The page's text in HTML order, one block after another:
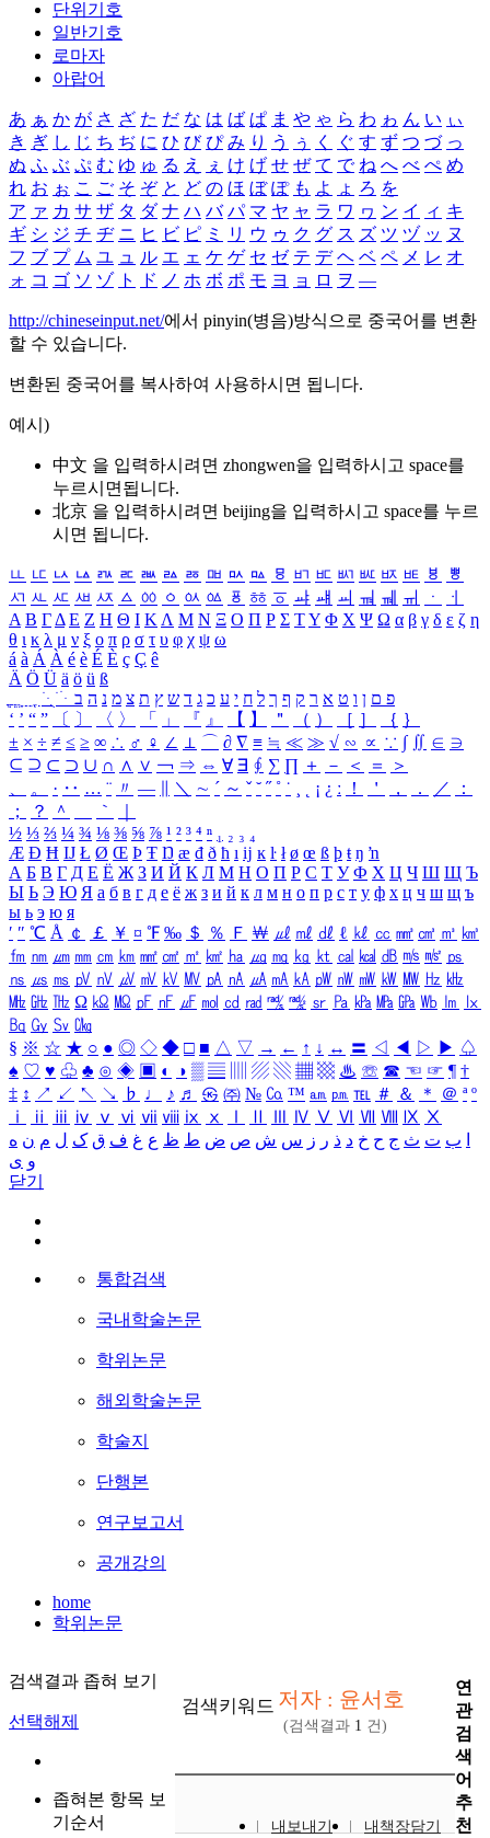
단위기호
일반기호
로마자
아랍어
あ ぁ か が さ ざ た だ な は ば ぱ ま や ゃ ら わ ゎ ん い ぃ
き ぎ し じ ち ぢ に ひ び ぴ み り う ぅ く ぐ す ず つ づ っ
ぬ ふ ぶ ぷ む ゆ ゅ る え ぇ け げ せ ぜ て で ね へ べ ぺ め
れ お ぉ こ ご そ ぞ と ど の ほ ぼ ぽ も よ ょ ろ を
ア ァ カ サ ザ タ ダ ナ ハ バ パ マ ヤ ャ ラ ワ ヮ ン イ ィ キ
ギ シ ジ チ ヂ ニ ヒ ビ ピ ミ リ ウ ゥ ク グ ス ズ ツ ヅ ッ ヌ
フ ブ プ ム ユ ュ ル エ ェ ケ ゲ セ ゼ テ デ ヘ ベ ペ メ レ オ
ォ コ ゴ ソ ゾ ト ド ノ ホ ボ ポ モ ヨ ョ ロ ヲ ―
http://chineseinput.net/에서 pinyin(병음)방식으로 중국어를 변환
할 수 있습니다.
변환된 중국어를 복사하여 사용하시면 됩니다.
예시)
中文 을 입력하시려면 zhongwen을 입력하시고 space를
누르시면됩니다.
北京 을 입력하시려면 beijing을 입력하시고 space를 누르
시면 됩니다.
ㅥ ㅦ ㅧ ㅨ ㅩ ㅪ ㅫ ㅬ ㅭ ㅮ ㅯ ㅰ ㅱ ㅲ ㅳ ㅴ ㅵ ㅶ ㅷ ㅸ
ㅹ
ㅺ ㅻ ㅼ ㅽ ㅾ ㅿ ㆀ ㆁ ㆂ ㆃ ㆄ ㆅ ㆆ ㆇ ㆈ ㆉ ㆊ ㆋ ㆌ ㆍ
ㆎ
Α Β ΓΔ Ε Ζ Η Θ Ι ΚΛ Μ Ν Ξ Ο Π Ρ Σ ΤΥ Φ Χ Ψ Ω α β γ δ ε ζ η
θ ι κ λ μ ν ξ ο π ρ σ τ υ φ χ ψ ω
á à Á À é è É È ç Ç ê
Ä Ö Ü ä ö ü ß
ִֶֹ ֻּ ׁׂ פ ם ן ו ט א ר ק ף ך ל ח י ע כ ג ד ש ץ ת צ מ נ ה ב
‘ ’ “ ” 〔 〕 〈 〉 「 」 『 』 【 】 ＂ （ ） ［ ］ ｛ ｝
± × ÷ ≠ ≤ ≥ ∞ ∴ ♂ ♀ ∠ ⊥ ⌒ ∂ ∇ ≡ ≒ ≪ ≫ √ ∽ ∝ ∵ ∫ ∬ ∈ ∋
⊆ ⊇ ⊂ ⊃ ∪ ∩ ∧ ∨ ￢ ⇒ ⇔ ∀ ∃ ∮ ∑ ∏ ＋ － ＜ ＝
＞
、
。 · ‥ … ¨ 〃 ― ＼ ∼ ´ ～ ˇ ˘ ˝ ˚ ˙ ¸ ¡ ¿ ː ！ ＇ ， ． ／
：
；
？ ＾ ｀
½ ⅓ ⅔ ¼ ¾ ⅛ ⅜ ⅝ ⅞ ¹ ² ³ ⁴ ⁿ ₁ ₂ ₃ ₄
Æ Ð Ħ Ĳ Ł Ø Œ Þ Ŧ Ŋ æ đ ð ħ ı ĳ ĸ ŀ ł ø œ ß þ ŧ ŋ ŉ
А Б В Г Д Е Ё Ж З И Й К Л М Н О П Р С Т У Ф Х Ц Ч Ш Щ Ъ
Ы Ь Э Ю Я а б в г д е ё ж з и й к л м н о п р с т у ф х ц ч ш щ ъ
ы ь э ю я
′ ″ ℃ Å ￠ ￡ ￥ ¤ ℉ ‰ ＄ ％ Ｆ ￦ ㎕ ㎖ ㎗ ℓ ㎘ ㏄ ㎣ ㎤ ㎥ ㎦
㎙ ㎚ ㎛ ㎜ ㎝ ㎞ ㎟ ㎠ ㎡ ㎢ ㏊ ㎍ ㎎ ㎏ ㏏ ㎈ ㎉ ㏈ ㎧ ㎨ ㎰
㎱ ㎲ ㎳ ㎴ ㎵ ㎶ ㎷ ㎸ ㎹ ㎀ ㎁ ㎂ ㎃ ㎄ ㎺ ㎻ ㎽ ㎾ ㎿ ㎐ ㎑
㎒ ㎓ ㎔ Ω ㏀ ㏁ ㎊ ㎋ ㎌ ㏖ ㏅ ㎭ ㎮ ㎯ ㏛ ㎩ ㎪ ㎫ ㎬ ㏝ ㏐
㏓
㏃ ㏉ ㏜ ㏆
§ ※ ☆ ★ ○ ● ◎ ◇ ◆ □ ■ △ ▽ → ← ↑ ↓ ↔ 〓 ◁ ◀ ▷ ▶ ♤
♠ ♡ ♥ ♧ ♣ ⊙ ◈ ▣ ◐ ◑ ▒ ▤ ▨ ▧ ▦ ▩ ♨ ☏ ☎ ☜ ☞ ¶ †
‡ ↕ ↗ ↙ ↖ ↘ ♭ ♩ ♪ ♬ ㉿ ㈜ № ㏇ ™ ㏂ ㏘ ℡ ＃ ＆ ＊ ＠ ª º
ⅰ
ⅱ ⅲ ⅳ ⅴ ⅵ ⅶ ⅷ ⅸ ⅹ Ⅳ Ⅴ Ⅵ Ⅶ Ⅷ Ⅸ Ⅹ
ب ت ث ج ح خ د ذ ر ز س ش ص ض ط ظ ع غ ف ق ک ل م ن ه
و ی
닫기
통합검색
국내학술논문
학위논문
해외학술논문
학술지
단행본
연구보고서
공개강의
home
학위논문
검색결과 좁혀 보기
선택해제
좁혀본 항목 보
기순서
검색키워드 저자 : 윤서호
(검색결과 1 건)
내보내기
내책장담기
연
관
검
색
어
추
천